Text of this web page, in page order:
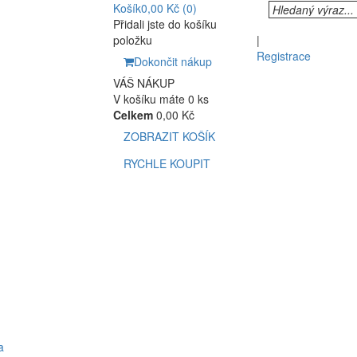
Košík0,00 Kč (0)
Přidali jste do košíku
položku
Dokončit nákup
VÁŠ NÁKUP
V košíku máte 0 ks
Celkem 0,00 Kč
ZOBRAZIT KOŠÍK
RYCHLE KOUPIT
|
Registrace